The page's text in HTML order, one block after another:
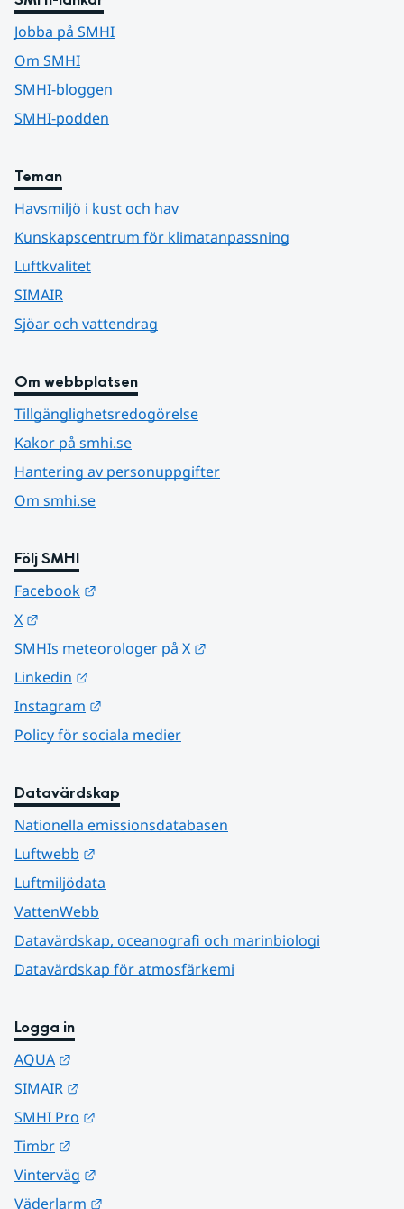
Jobba på SMHI
Om SMHI
SMHI-bloggen
SMHI-podden
Teman
Havsmiljö i kust och hav
Kunskapscentrum för klimatanpassning
Luftkvalitet
SIMAIR
Sjöar och vattendrag
Om webbplatsen
Tillgänglighetsredogörelse
Kakor på smhi.se
Hantering av personuppgifter
Om smhi.se
Följ SMHI
Facebook
X
SMHIs meteorologer på X
Linkedin
Instagram
Policy för sociala medier
Datavärdskap
Nationella emissionsdatabasen
Luftwebb
Luftmiljödata
VattenWebb
Datavärdskap, oceanografi och marinbiologi
Datavärdskap för atmosfärkemi
Logga in
AQUA
SIMAIR
SMHI Pro
Timbr
Vinterväg
Väderlarm